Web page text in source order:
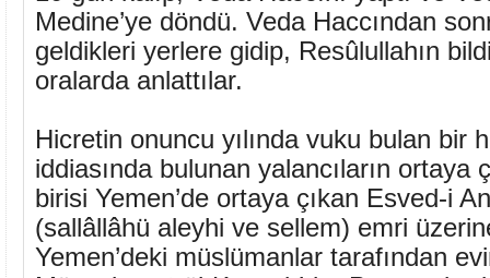
Medine’ye döndü. Veda Haccından
geldikleri yerlere gidip, Resûlullahın
oralarda anlattılar.
Hicretin onuncu yılında vuku bulan bir
iddiasında bulunan yalancıların ortaya
birisi Yemen’de ortaya çıkan Esved-i
(sallâllâhü aleyhi ve sellem) emri
Yemen’deki müslümanlar tarafından